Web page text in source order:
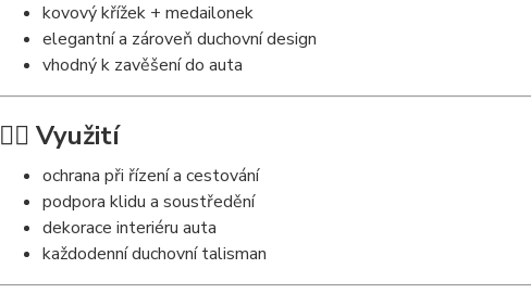
kovový křížek + medailonek
elegantní a zároveň duchovní design
vhodný k zavěšení do auta
🧘‍♀️ Využití
ochrana při řízení a cestování
podpora klidu a soustředění
dekorace interiéru auta
každodenní duchovní talisman